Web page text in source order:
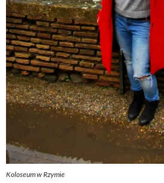
Koloseum w Rzymie